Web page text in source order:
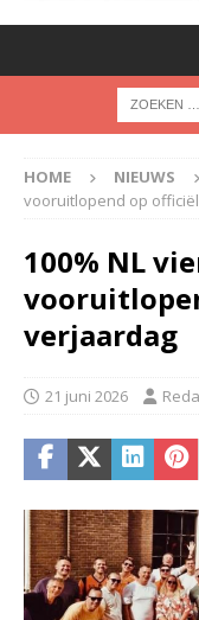
HOME NIEUWS
vooruitlopend op
100% NL
verjaardag
21 juni 2026